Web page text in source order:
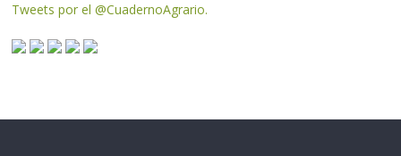
Tweets por el @CuadernoAgrario.